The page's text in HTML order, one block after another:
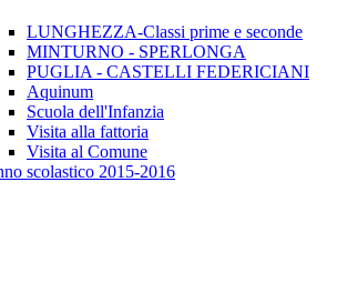
LUNGHEZZA-Classi prime e seconde
MINTURNO - SPERLONGA
PUGLIA - CASTELLI FEDERICIANI
Aquinum
Scuola dell'Infanzia
Visita alla fattoria
Visita al Comune
scolastico 2015-2016